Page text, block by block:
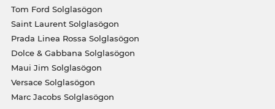
Tom Ford Solglasögon
Saint Laurent Solglasögon
Prada Linea Rossa Solglasögon
Dolce & Gabbana Solglasögon
Maui Jim Solglasögon
Versace Solglasögon
Marc Jacobs Solglasögon